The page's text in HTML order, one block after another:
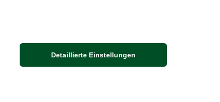
Detaillierte Einstellungen